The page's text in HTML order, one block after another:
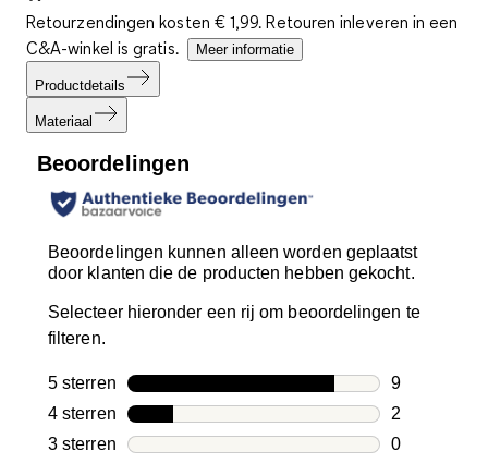
Retourzendingen kosten € 1,99. Retouren inleveren in een
C&A-winkel is gratis.
Meer informatie
Productdetails
Materiaal
Beoordelingen
Beoordelingen kunnen alleen worden geplaatst
door klanten die de producten hebben gekocht.
Selecteer hieronder een rij om beoordelingen te
filteren.
5 sterren sterren
9
9
4 sterren sterren
2
2
3 sterren sterren
0